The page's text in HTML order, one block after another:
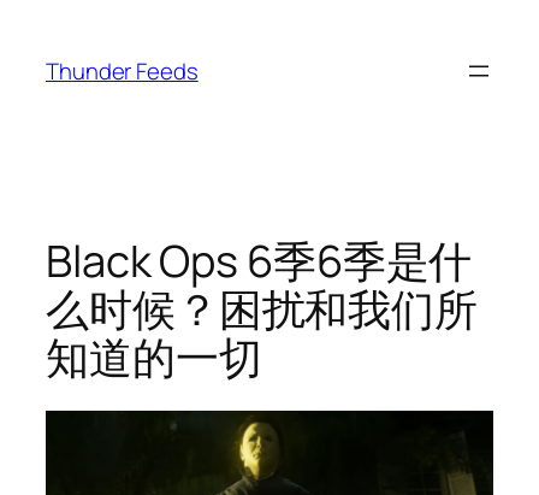
Thunder Feeds
Black Ops 6季6季是什
么时候？困扰和我们所
知道的一切